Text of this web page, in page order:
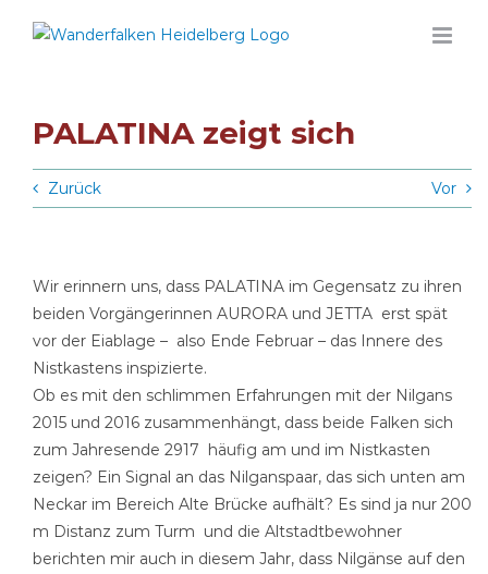
Inhalt
PALATINA zeigt sich
Zurück Vor
Wir erinnern uns, dass PALATINA im Gegensatz zu ihren
beiden Vorgängerinnen AURORA und JETTA erst spät
vor der Eiablage – also Ende Februar – das Innere des
Nistkastens inspizierte.
Ob es mit den schlimmen Erfahrungen mit der Nilgans
2015 und 2016 zusammenhängt, dass beide Falken sich
zum Jahresende 2917 häufig am und im Nistkasten
zeigen? Ein Signal an das Nilganspaar, das sich unten am
Neckar im Bereich Alte Brücke aufhält? Es sind ja nur 200
m Distanz zum Turm und die Altstadtbewohner
berichten mir auch in diesem Jahr, dass Nilgänse auf den